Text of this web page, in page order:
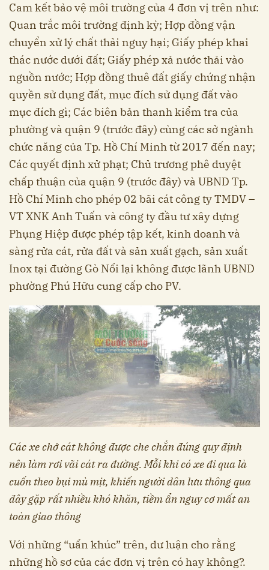
Cam kết bảo vệ môi trường của 4 đơn vị trên như:
Quan trắc môi trường định kỳ; Hợp đồng vận
chuyển xử lý chất thải nguy hại; Giấy phép khai
thác nước dưới đất; Giấy phép xả nước thải vào
nguồn nước; Hợp đồng thuê đất giấy chứng nhận
quyền sử dụng đất, mục đích sử dụng đất vào
mục đích gì; Các biên bản thanh kiểm tra của
phường và quận 9 (trước đây) cùng các sở ngành
chức năng của Tp. Hồ Chí Minh từ 2017 đến nay;
Các quyết định xử phạt; Chủ trương phê duyệt
chấp thuận của quận 9 (trước đây) và UBND Tp.
Hồ Chí Minh cho phép 02 bãi cát công ty TMDV –
VT XNK Anh Tuấn và công ty đầu tư xây dựng
Phụng Hiệp được phép tập kết, kinh doanh và
sàng rửa cát, rửa đất và sản xuất gạch, sản xuất
Inox tại đường Gò Nổi lại không được lãnh UBND
phường Phú Hữu cung cấp cho PV.
Các xe chở cát không được che chắn đúng quy định
nên làm rơi vãi cát ra đường.Mỗi khi có xe đi qua là
cuốn theo bụi mù mịt, khiến người dân lưu thông qua
đây gặp rất nhiều khó khăn, tiềm ẩn nguy cơ mất an
toàn giao thông
Với những “uẩn khúc” trên, dư luận cho rằng
những hồ sơ của các đơn vị trên có hay không?.